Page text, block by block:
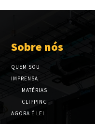
Sobre nós
QUEM SOU
IMPRENSA
MATÉRIAS
CLIPPING
AGORA É LEI